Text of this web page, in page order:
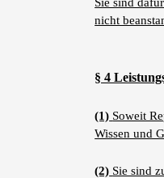
nicht
§ 4
(1) Soweit
Wissen und
(2) Sie sind